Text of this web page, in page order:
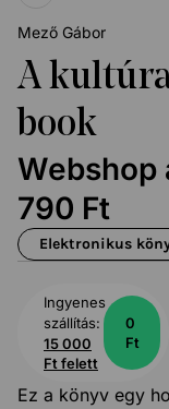
Mező Gábor
A
book
Webshop
790 Ft
Elektronikus
Ingyenes
szállítás:
15 000
Ft felett
0
Ft
Ez a könyv egy